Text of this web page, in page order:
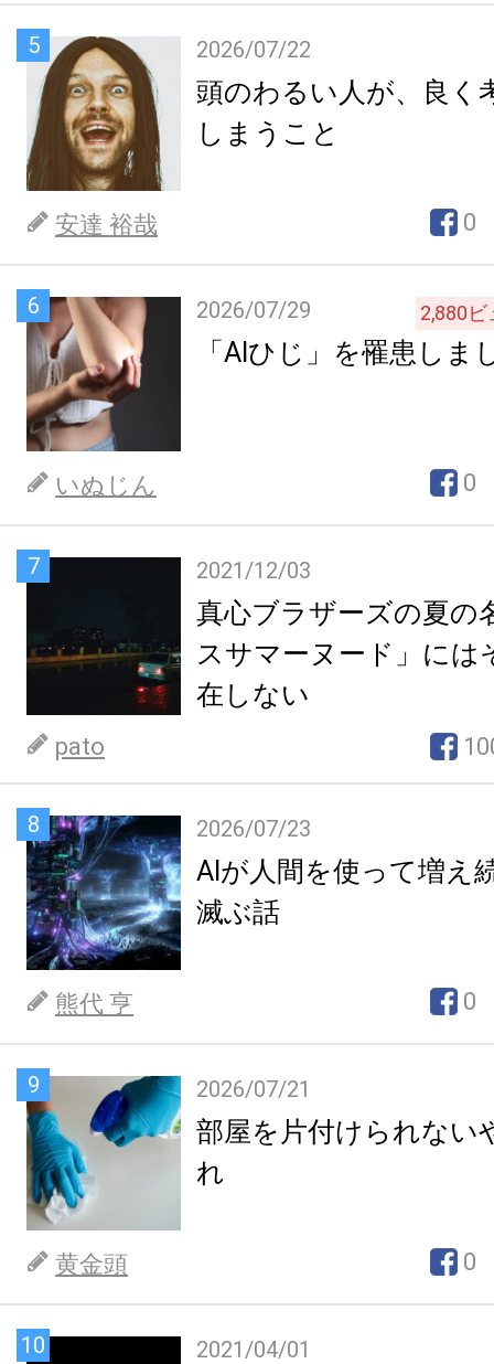
5 2026/07/22
頭のわるい人が、良く
しまうこと
安達 裕哉 0
6 2026/07/29 2,880ビ
「AIひじ」を罹患しま
いぬじん 0
7 2021/12/03
真心ブラザーズの夏の
スサマーヌード」には
在しない
pato
8 2026/07/23
AIが人間を使って増え
滅ぶ話
熊代 亨 0
9 2026/07/21
部屋を片付けられない
れ
黄金頭 0
10 2021/04/01